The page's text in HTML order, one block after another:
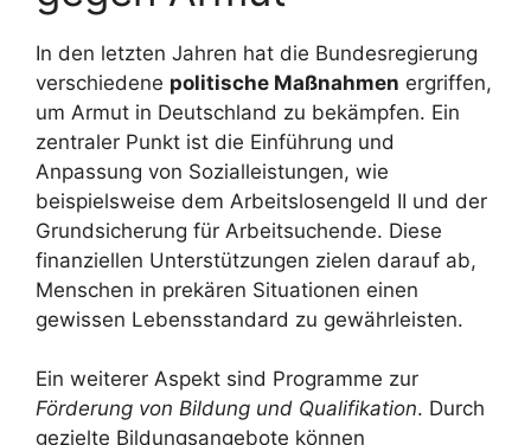
In den letzten Jahren hat die Bundesregierung
verschiedene politische Maßnahmen ergriffen,
um Armut in Deutschland zu bekämpfen. Ein
zentraler Punkt ist die Einführung und
Anpassung von Sozialleistungen, wie
beispielsweise dem Arbeitslosengeld II und der
Grundsicherung für Arbeitsuchende. Diese
finanziellen Unterstützungen zielen darauf ab,
Menschen in prekären Situationen einen
gewissen Lebensstandard zu gewährleisten.
Ein weiterer Aspekt sind Programme zur
Förderung von Bildung und Qualifikation. Durch
gezielte Bildungsangebote können